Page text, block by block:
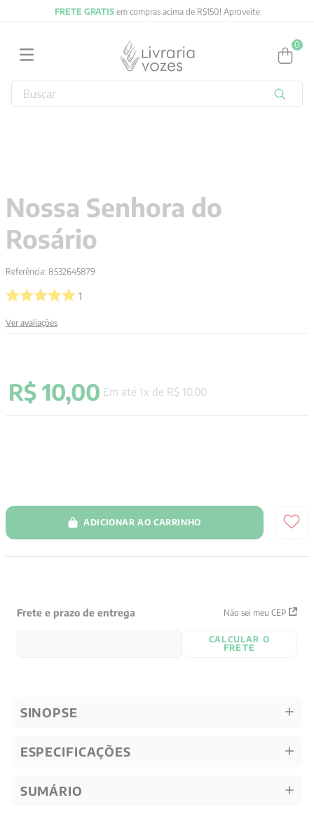
FRETE GRATISem compras acima de R$150! Aproveite
0
Buscar
Nossa Senhora do
Rosário
Referência: 8532645879
1
Ver avaliações
R$ 10,00 Em até 1x de R$ 10,00
ADICIONAR AO CARRINHO
Frete e prazo de entrega Não sei meu CEP
CALCULAR O
FRETE
SINOPSE
ESPECIFICAÇÕES
SUMÁRIO
4º jung
5º pré venda